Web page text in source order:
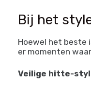
Bij het
Hoewel het beste
er momenten
Veilige hitte-